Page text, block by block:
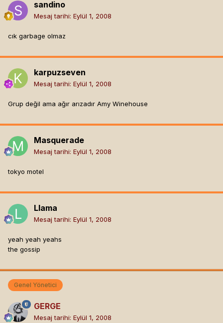
sandino
Mesaj tarihi: Eylül 1, 2008
cık garbage olmaz
karpuzseven
Mesaj tarihi: Eylül 1, 2008
Grup değil ama ağır arızadır Amy Winehouse
Masquerade
Mesaj tarihi: Eylül 1, 2008
tokyo motel
Llama
Mesaj tarihi: Eylül 1, 2008
yeah yeah yeahs
the gossip
Genel Yönetici
GERGE
Mesaj tarihi: Eylül 1, 2008